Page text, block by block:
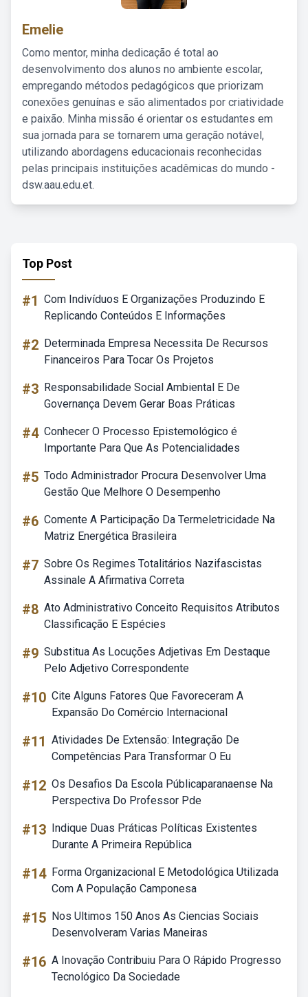
Emelie
Como mentor, minha dedicação é total ao
desenvolvimento dos alunos no ambiente escolar,
empregando métodos pedagógicos que priorizam
conexões genuínas e são alimentados por criatividade
e paixão. Minha missão é orientar os estudantes em
sua jornada para se tornarem uma geração notável,
utilizando abordagens educacionais reconhecidas
pelas principais instituições acadêmicas do mundo -
dsw.aau.edu.et.
Top Post
#1 Com Indivíduos E Organizações Produzindo E
Replicando Conteúdos E Informações
#2 Determinada Empresa Necessita De Recursos
Financeiros Para Tocar Os Projetos
#3 Responsabilidade Social Ambiental E De
Governança Devem Gerar Boas Práticas
#4 Conhecer O Processo Epistemológico é
Importante Para Que As Potencialidades
#5 Todo Administrador Procura Desenvolver Uma
Gestão Que Melhore O Desempenho
#6 Comente A Participação Da Termeletricidade Na
Matriz Energética Brasileira
#7 Sobre Os Regimes Totalitários Nazifascistas
Assinale A Afirmativa Correta
#8 Ato Administrativo Conceito Requisitos Atributos
Classificação E Espécies
#9 Substitua As Locuções Adjetivas Em Destaque
Pelo Adjetivo Correspondente
#10 Cite Alguns Fatores Que Favoreceram A
Expansão Do Comércio Internacional
#11 Atividades De Extensão: Integração De
Competências Para Transformar O Eu
#12 Os Desafios Da Escola Públicaparanaense Na
Perspectiva Do Professor Pde
#13 Indique Duas Práticas Políticas Existentes
Durante A Primeira República
#14 Forma Organizacional E Metodológica Utilizada
Com A População Camponesa
#15 Nos Ultimos 150 Anos As Ciencias Sociais
Desenvolveram Varias Maneiras
#16 A Inovação Contribuiu Para O Rápido Progresso
Tecnológico Da Sociedade